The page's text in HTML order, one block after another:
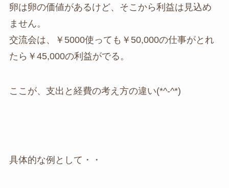
卵は卵の価値があるけど、そこから利益は見込め
ません。
交流会は、￥5000使っても￥50,000の仕事がとれ
たら￥45,000の利益がでる。
ここが、支出と経費の考え方の違い(*^-^*)
具体的な例として・・